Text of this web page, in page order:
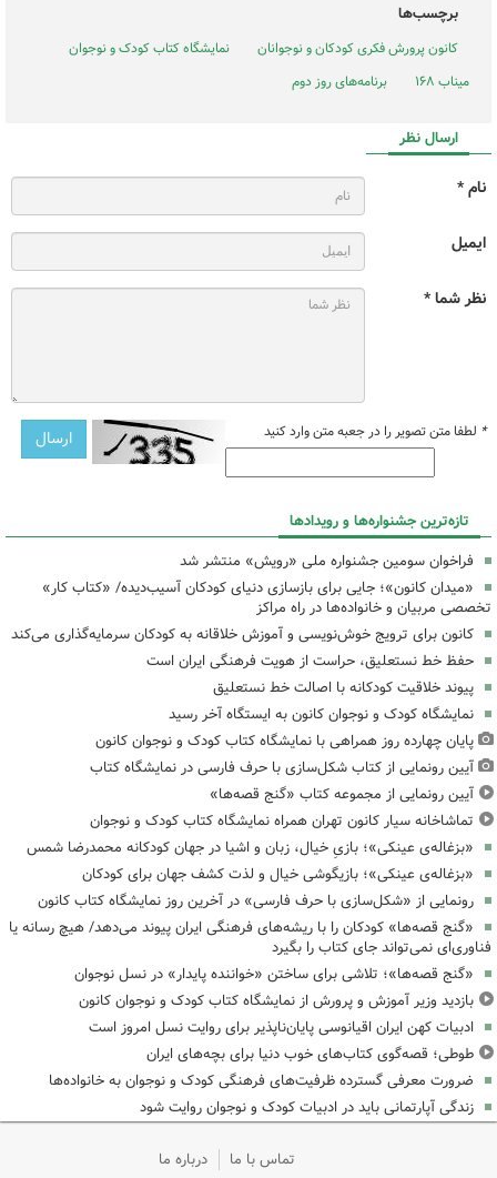
برچسب‌ها
کانون پرورش فکری کودکان و نوجوانان
نمایشگاه کتاب کودک و نوجوان
میناب ۱۶۸
برنامه‌های روز دوم
ارسال نظر
نام *
ایمیل
نظر شما *
* لطفا متن تصویر را در جعبه متن وارد کنید
تازه‌ترین جشنواره‌ها و رویدادها
فراخوان سومین جشنواره ملی «رویش» منتشر شد
«میدان کانون»؛ جایی برای بازسازی دنیای کودکان آسیب‌دیده/ «کتاب کار»
تخصصی مربیان و خانواده‌ها در راه مراکز
کانون برای ترویج خوش‌نویسی و آموزش خلاقانه به کودکان سرمایه‌گذاری می‌کند
حفظ خط نستعلیق، حراست از هویت فرهنگی ایران است
پیوند خلاقیت کودکانه با اصالت خط نستعلیق
نمایشگاه کودک و نوجوان کانون به ایستگاه آخر رسید
پایان چهارده روز همراهی با نمایشگاه کتاب کودک و نوجوان کانون
آیین رونمایی از کتاب شکل‌سازی با حرف فارسی در نمایشگاه کتاب
آیین رونمایی از مجموعه کتاب «گنج قصه‌ها»
تماشاخانه سیار کانون تهران همراه نمایشگاه کتاب کودک و نوجوان
«بزغاله‌ی عینکی»؛ بازیِ خیال، زبان و اشیا در جهان کودکانه محمدرضا شمس
«بزغاله‌ی عینکی»؛ بازیگوشی خیال و لذت کشف جهان برای کودکان
رونمایی از «شکل‌سازی با حرف فارسی» در آخرین روز نمایشگاه کتاب کانون
«گنج قصه‌ها» کودکان را با ریشه‌های فرهنگی ایران پیوند می‌دهد/ هیچ رسانه یا
فناوری‌ای نمی‌تواند جای کتاب را بگیرد
«گنج قصه‌ها»؛ تلاشی برای ساختن «خواننده پایدار» در نسل نوجوان
بازدید وزیر آموزش و پرورش از نمایشگاه کتاب کودک و نوجوان کانون
ادبیات کهن ایران اقیانوسی پایان‌ناپذیر برای روایت نسل امروز است
طوطی؛ قصه‌گوی کتاب‌های خوب دنیا برای بچه‌های ایران
ضرورت معرفی گسترده ظرفیت‌های فرهنگی کودک و نوجوان به خانواده‌ها
زندگی آپارتمانی باید در ادبیات کودک و نوجوان روایت شود
تماس با ما درباره ما